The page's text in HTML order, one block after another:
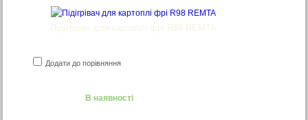
Підігрівач для картоплі фрі R98 REMTA
Додати до порівняння
В наявності